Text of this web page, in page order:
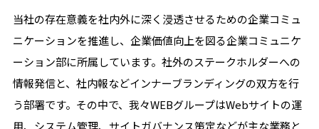
当社の存在意義を社内外に深く浸透させるための企業コミュ
ニケーションを推進し、企業価値向上を図る企業コミュニケ
ーション部に所属しています。社外のステークホルダーへの
情報発信と、社内報などインナーブランディングの双方を行
う部署です。その中で、我々WEBグループはWebサイトの運